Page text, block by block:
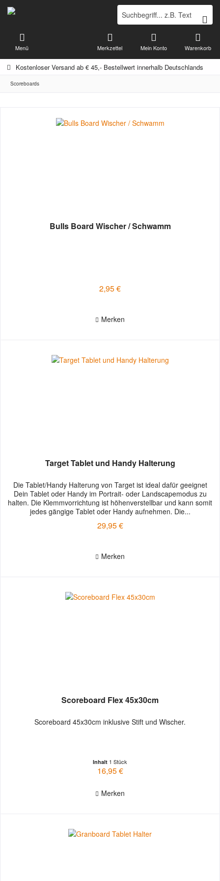
Kostenloser Versand ab € 45,- Bestellwert innerhalb Deutschlands
Warenkorb
Merkzettel Mein Konto
Menü
Scoreboards
Bulls Board Wischer / Schwamm
2,95 €
Merken
Target Tablet und Handy Halterung
Die Tablet/Handy Halterung von Target ist ideal dafür geeignet
Dein Tablet oder Handy im Portrait- oder Landscapemodus zu
halten. Die Klemmvorrichtung ist höhenverstellbar und kann somit
jedes gängige Tablet oder Handy aufnehmen. Die...
29,95 €
Merken
Scoreboard Flex 45x30cm
Scoreboard 45x30cm inklusive Stift und Wischer.
Inhalt 1 Stück
16,95 €
Merken